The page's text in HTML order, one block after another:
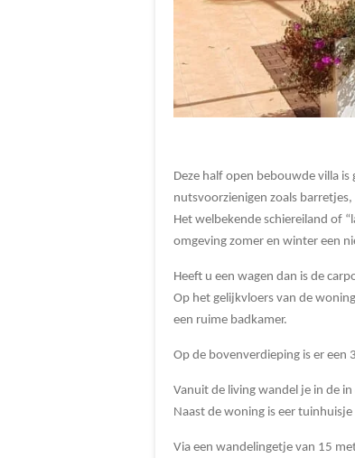
Deze half open bebouwde villa
nutsvoorzienigen zoals
Het welbekende schiereiland of
omgeving zomer en winter een
Heeft u een wagen dan is de
Op het gelijkvloers van de
een ruime badkamer.
Op de bovenverdieping is er een
Vanuit de living wandel je in de
Naast de woning is eer
Via een wandelingetje van 15